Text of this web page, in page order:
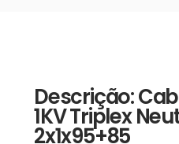
Descrição:
1KV Triplex
2x1x95+85